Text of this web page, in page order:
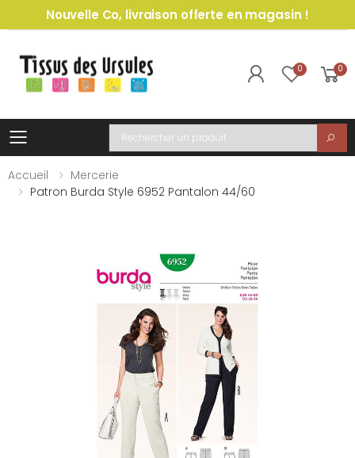
Nouvelle Co, livraison offerte en magasin !
0 0
Toggle mobile menu
Recherche
Accueil
Mercerie
Patron Burda Style 6952 Pantalon 44/60